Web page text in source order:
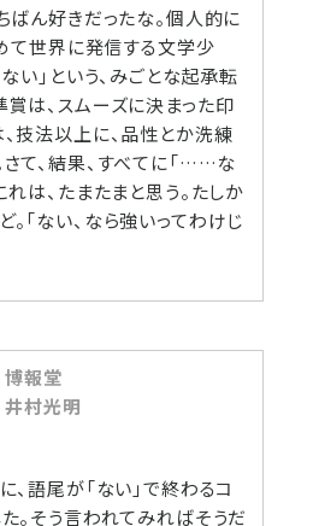
ばん好きだったな。個人的に
て世界に発信する文学少
ない」という、みごとな起承転
は、スムーズに決まった印
技法以上に、品性とか洗練
て、結果、すべてに「……な
れは、たまたまと思う。たしか
「ない、なら強いってわけじ
博報堂
井村光明
、語尾が「ない」で終わるコ
。そう言われてみればそうだ